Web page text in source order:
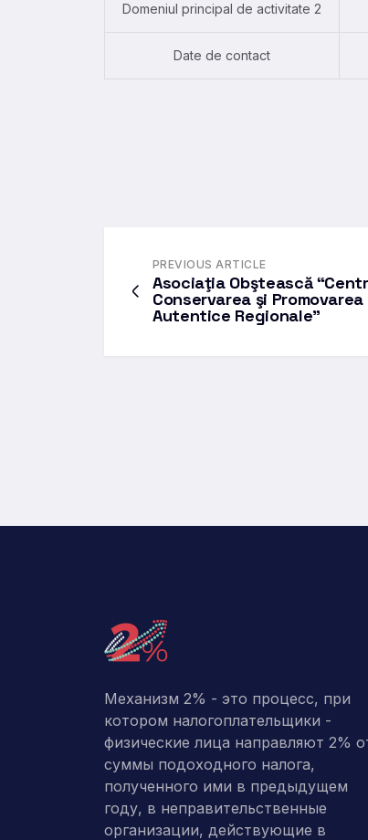
Domeniul principal de activitate 2
Date de contact
PREVIOUS ARTICLE
Asociaţia Obştească
Conservarea şi
Autentice Regionale”
Механизм 2% - это процесс, при
котором налогоплательщики -
физические лица направляют 2%
суммы подоходного налога,
полученного ими в предыдущем
году, в неправительственные
организации, действующие в